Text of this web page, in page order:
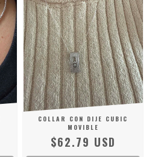
COLLAR CON DIJE CUBIC
MOVIBLE
$62.79 USD